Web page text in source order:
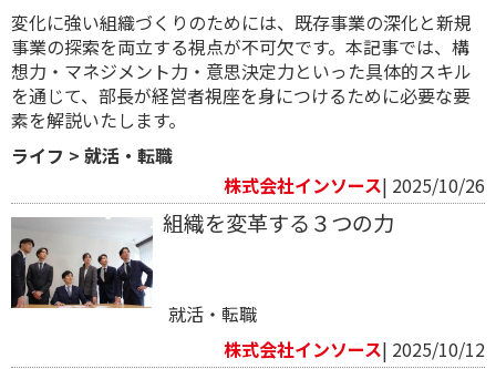
変化に強い組織づくりのためには、既存事業の深化と新規
事業の探索を両立する視点が不可欠です。本記事では、構
想力・マネジメント力・意思決定力といった具体的スキル
を通じて、部長が経営者視座を身につけるために必要な要
素を解説いたします。
ライフ > 就活・転職
株式会社インソース| 2025/10/26
組織を変革する３つの力
就活・転職
株式会社インソース| 2025/10/12